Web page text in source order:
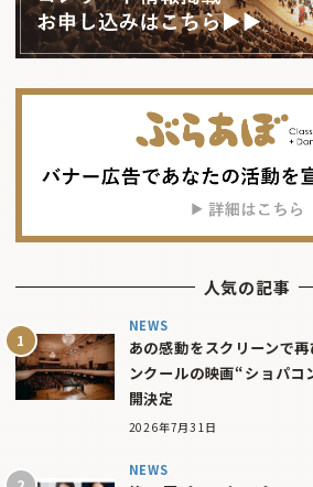
人気の記事
NEWS
あの感動をスクリーンで
ンクールの映画“ショパ
開決定
2026年7月31日
NEWS